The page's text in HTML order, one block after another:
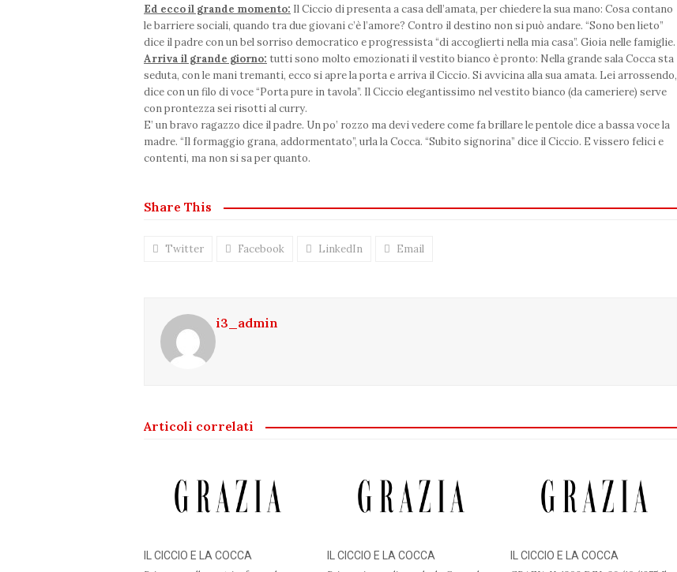
Ed ecco il grande momento: Il Ciccio di presenta a casa dell’amata, per chiedere la sua mano: Cosa contano
le barriere sociali, quando tra due giovani c’è l’amore? Contro il destino non si può andare. “Sono ben lieto”
dice il padre con un bel sorriso democratico e progressista “di accoglierti nella mia casa”. Gioia nelle famiglie.
Arriva il grande giorno: tutti sono molto emozionati il vestito bianco è pronto: Nella grande sala Cocca sta
seduta, con le mani tremanti, ecco si apre la porta e arriva il Ciccio. Si avvicina alla sua amata. Lei arrossendo,
dice con un filo di voce “Porta pure in tavola”. Il Ciccio elegantissimo nel vestito bianco (da cameriere) serve
con prontezza sei risotti al curry.
E’ un bravo ragazzo dice il padre. Un po’ rozzo ma devi vedere come fa brillare le pentole dice a bassa voce la
madre. “Il formaggio grana, addormentato”, urla la Cocca. “Subito signorina” dice il Ciccio. E vissero felici e
contenti, ma non si sa per quanto.
Share This
Twitter Facebook LinkedIn Email
i3_admin
Articoli correlati
IL CICCIO E LA COCCA IL CICCIO E LA COCCA IL CICCIO E LA COCCA